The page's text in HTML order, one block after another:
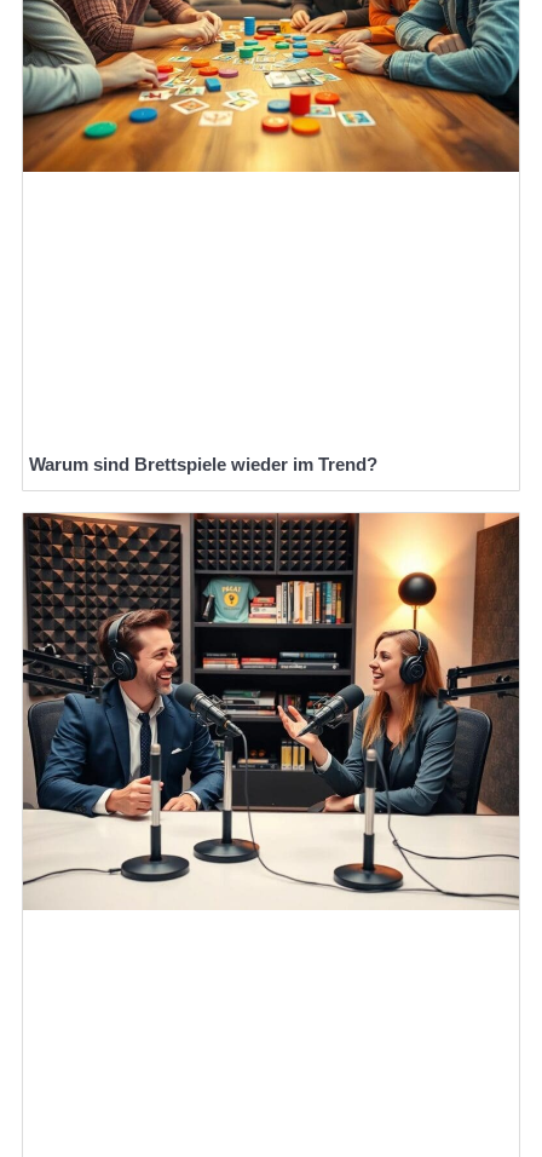
Warum sind Brettspiele wieder im Trend?